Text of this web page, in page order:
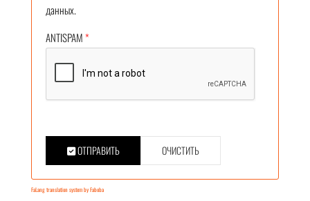
данных.
ANTISPAM*
ОТПРАВИТЬ ОЧИСТИТЬ
FaLang translation system by Faboba